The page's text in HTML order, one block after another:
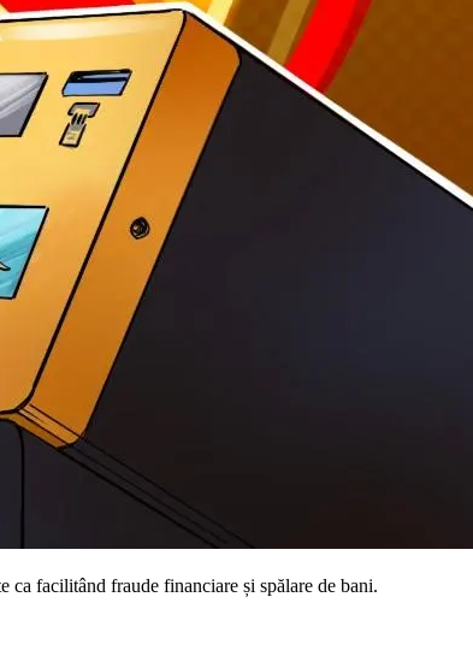
facilitând fraude financiare și spălare de bani.